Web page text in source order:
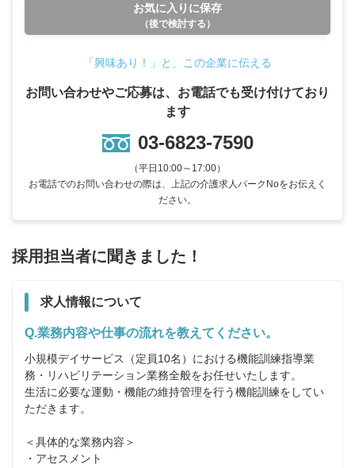
お気に入りに保存
（後で検討する）
「興味あり！」と、この企業に伝える
お問い合わせやご応募は、お電話でも受け付けており
ます
03-6823-7590
（平日10:00～17:00）
お電話でのお問い合わせの際は、上記の介護求人パークNoをお伝えく
ださい。
採用担当者に聞きました！
求人情報について
Q.業務内容や仕事の流れを教えてください。
小規模デイサービス（定員10名）における機能訓練指導業
務・リハビリテーション業務全般をお任せいたします。
生活に必要な運動・機能の維持管理を行う機能訓練をしてい
ただきます。
＜具体的な業務内容＞
・アセスメント